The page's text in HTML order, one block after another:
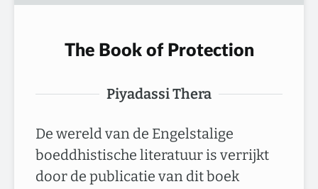
The Book of Protection
Piyadassi Thera
De wereld van de Engelstalige
boeddhistische literatuur is verrijkt
door de publicatie van dit boek